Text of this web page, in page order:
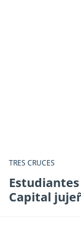
TRES CRUCES
Capital